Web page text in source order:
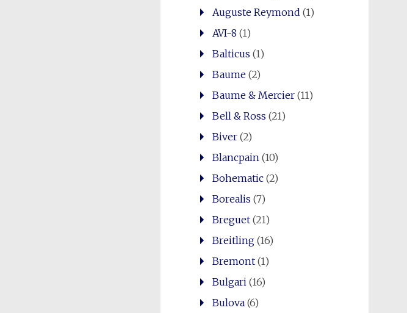
Auguste Reymond (1)
AVI-8 (1)
Balticus (1)
Baume(2)
Baume & Mercier(11)
Bell & Ross (21)
Biver(2)
Blancpain (10)
Bohematic(2)
Borealis (7)
Breguet(21)
Breitling(16)
Bremont(1)
Bulgari (16)
Bulova(6)